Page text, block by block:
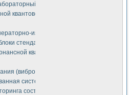
стенд "Сигнал-USB"
квантовой терапии Интроскан
измерительная система
стенда "Сигнал-USB"
квантовой терапии серии СКАН
(виброакустика, тензометрия и т.п.)
система измерения параметров
состояния тяговых